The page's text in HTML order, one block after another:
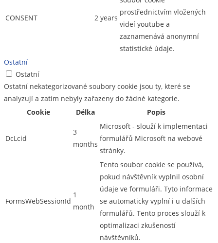
CONSENT 2 years
prostřednictvím vložených
videí youtube a
zaznamenává anonymní
statistické údaje.
Ostatní
Ostatní
Ostatní nekategorizované soubory cookie jsou ty, které se
analyzují a zatím nebyly zařazeny do žádné kategorie.
Cookie
Délka Popis
DcLcid
3
months
Microsoft - slouží k implementaci
formulářů Microsoft na webové
stránky.
FormsWebSessionId
1
month
Tento soubor cookie se používá,
pokud návštěvník vyplnil osobní
údaje ve formuláři. Tyto informace
se automaticky vyplní i u dalších
formulářů. Tento proces slouží k
optimalizaci zkušeností
návštěvníků.